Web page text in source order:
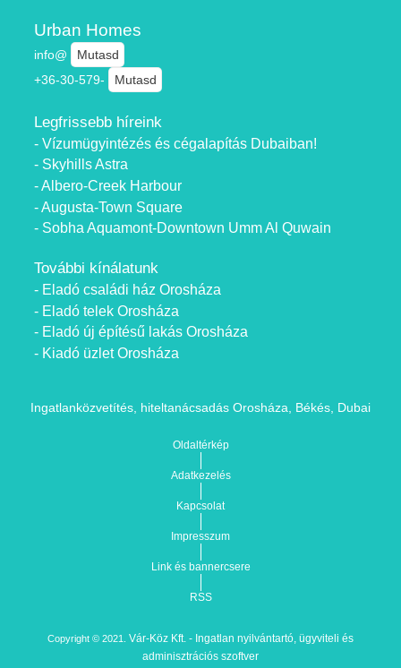
Urban Homes
info@
Mutasd
+36-30-579-
Mutasd
Legfrissebb híreink
- Vízumügyintézés és cégalapítás Dubaiban!
- Skyhills Astra
- Albero-Creek Harbour
- Augusta-Town Square
- Sobha Aquamont-Downtown Umm Al Quwain
További kínálatunk
- Eladó családi ház Orosháza
- Eladó telek Orosháza
- Eladó új építésű lakás Orosháza
- Kiadó üzlet Orosháza
Ingatlanközvetítés, hiteltanácsadás Orosháza, Békés, Dubai
Oldaltérkép
Adatkezelés
Kapcsolat
Impresszum
Link és bannercsere
RSS
Copyright © 2021. Vár-Köz Kft. - Ingatlan nyilvántartó, ügyviteli és
adminisztrációs szoftver